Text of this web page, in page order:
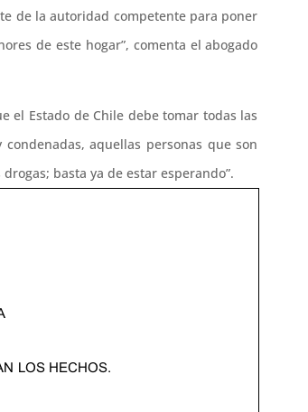
de la autoridad competente para poner
de este hogar”, comenta el abogado
el Estado de Chile debe tomar todas las
aquellas personas que son
basta ya de estar esperando”.